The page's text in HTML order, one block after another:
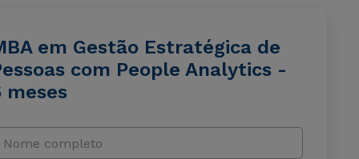
em Gestão Estratégica de
com People Analytics -
meses
Nome completo